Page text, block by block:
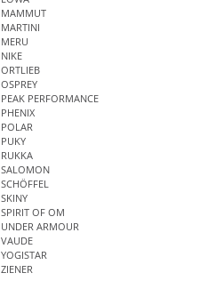
MAMMUT
MARTINI
MERU
NIKE
ORTLIEB
OSPREY
PEAK PERFORMANCE
PHENIX
POLAR
PUKY
RUKKA
SALOMON
SCHÖFFEL
SKINY
SPIRIT OF OM
UNDER ARMOUR
VAUDE
YOGISTAR
ZIENER